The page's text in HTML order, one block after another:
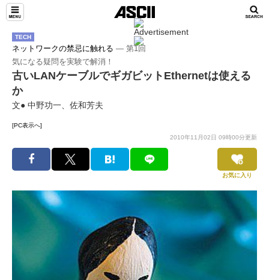
TECH
ネットワークの禁忌に触れる ― 第1回
気になる疑問を実験で解消！
古いLANケーブルでギガビットEthernetは使える
か
文● 中野功一、佐和芳夫
[PC表示へ]
2010年11月02日 09時00分更新
お気に入り